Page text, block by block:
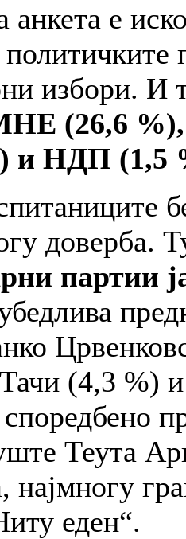
анкета е
политичките
избори. И
(26,6 %),
и НДП (1,5
доверба.
партии
(4,3 %)
споредбено
Теута
најмногу
еден“.